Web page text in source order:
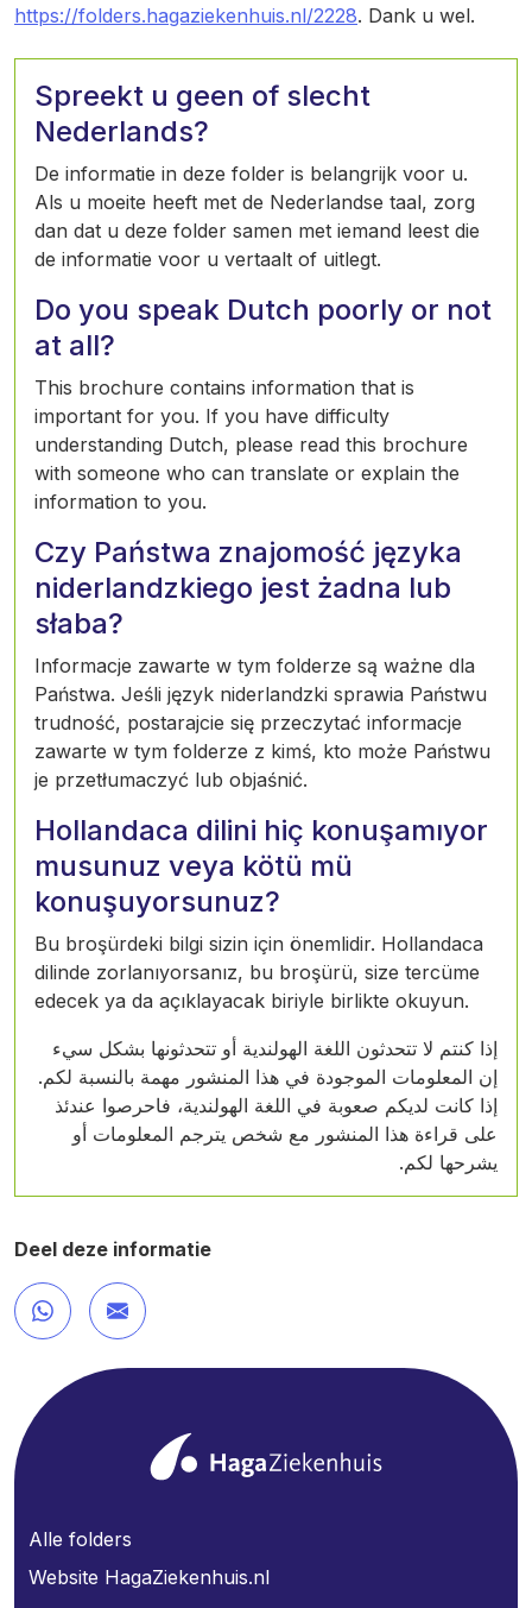
https://folders.hagaziekenhuis.nl/2228. Dank u wel.
Spreekt u geen of slecht
Nederlands?
De informatie in deze folder is belangrijk voor u.
Als u moeite heeft met de Nederlandse taal, zorg
dan dat u deze folder samen met iemand leest die
de informatie voor u vertaalt of uitlegt.
Do you speak Dutch poorly or not
at all?
This brochure contains information that is
important for you. If you have difficulty
understanding Dutch, please read this brochure
with someone who can translate or explain the
information to you.
Czy Państwa znajomość języka
niderlandzkiego jest żadna lub
słaba?
Informacje zawarte w tym folderze są ważne dla
Państwa. Jeśli język niderlandzki sprawia Państwu
trudność, postarajcie się przeczytać informacje
zawarte w tym folderze z kimś, kto może Państwu
je przetłumaczyć lub objaśnić.
Hollandaca dilini hiç konuşamıyor
musunuz veya kötü mü
konuşuyorsunuz?
Bu broşürdeki bilgi sizin için önemlidir. Hollandaca
dilinde zorlanıyorsanız, bu broşürü, size tercüme
edecek ya da açıklayacak biriyle birlikte okuyun.
إذا كنتم لا تتحدثون اللغة الهولندية أو تتحدثونها بشكل سيء
إن المعلومات الموجودة في هذا المنشور مهمة بالنسبة لكم.
إذا كانت لديكم صعوبة في اللغة الهولندية، فاحرصوا عندئذ
على قراءة هذا المنشور مع شخص يترجم المعلومات أو
يشرحها لكم.
Deel deze informatie
Alle folders
Website HagaZiekenhuis.nl